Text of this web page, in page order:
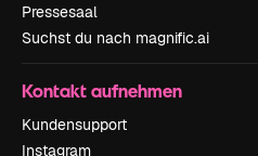
Pressesaal
Suchst du nach magnific.ai
Kontakt aufnehmen
Kundensupport
Instagram